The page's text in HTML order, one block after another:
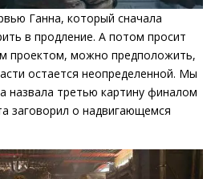
Ганна, который сначала
в продление. А потом просит
проектом, можно предположить,
остается неопределенной. Мы
назвала третью картину финалом
заговорил о надвигающемся